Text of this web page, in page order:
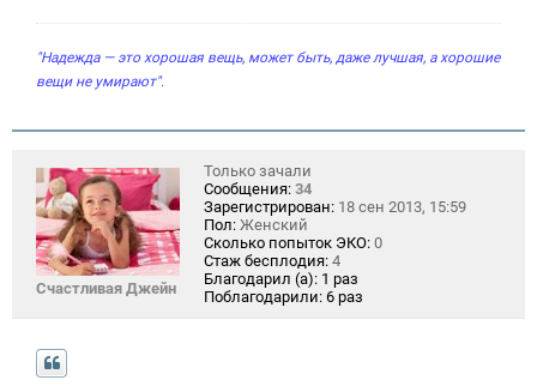
"Надежда — это хорошая вещь, может быть, даже лучшая, а хорошие
вещи не умирают".
Счастливая Джейн
Только зачали
Сообщения: 34
Зарегистрирован: 18 сен 2013, 15:59
Пол: Женский
Сколько попыток ЭКО: 0
Стаж бесплодия: 4
Благодарил (а): 1 раз
Поблагодарили: 6 раз